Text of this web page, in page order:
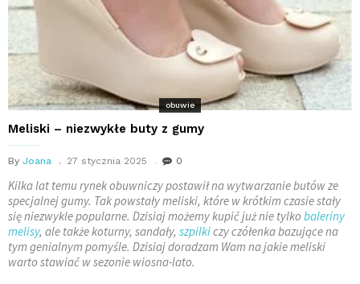
obuwie
Meliski – niezwykłe buty z gumy
By Joana 27 stycznia 2025 0
Kilka lat temu rynek obuwniczy postawił na wytwarzanie butów ze
specjalnej gumy. Tak powstały meliski, które w krótkim czasie stały
się niezwykle popularne. Dzisiaj możemy kupić już nie tylko baleriny
melisy, ale także koturny, sandały, szpilkiczy czółenka bazujące na
tym genialnym pomyśle. Dzisiaj doradzam Wam na jakie meliski
warto stawiać w sezonie wiosna-lato.